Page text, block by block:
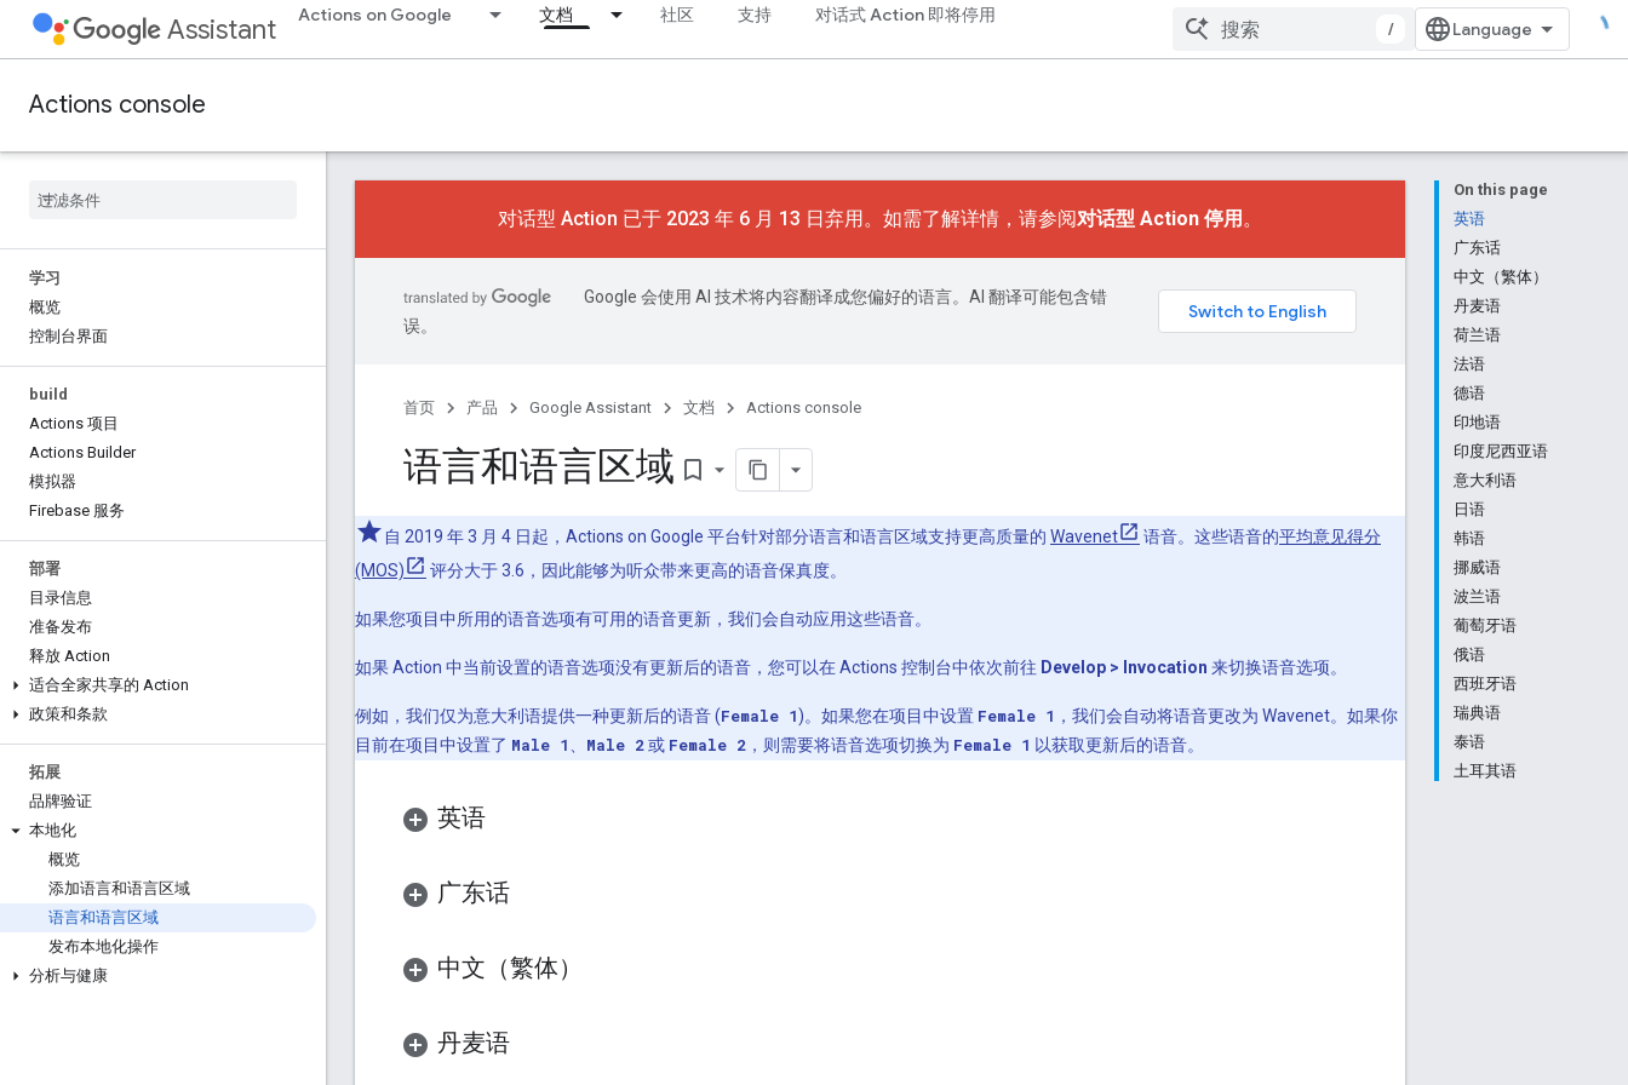
Assistant Actions on Google 文档 社区 支持 对话式 Action 即将停用
/
Actions console
学习
概览
控制台界面
build
Actions 项目
Actions Builder
模拟器
Firebase 服务
部署
目录信息
准备发布
释放 Action
适合全家共享的 Action
政策和条款
拓展
品牌验证
本地化
概览
添加语言和语言区域
语言和语言区域
发布本地化操作
分析与健康
On this page
英语
广东话
中文（繁体）
丹麦语
荷兰语
法语
德语
印地语
印度尼西亚语
意大利语
日语
韩语
挪威语
波兰语
葡萄牙语
俄语
西班牙语
瑞典语
泰语
土耳其语
对话型 Action 已于 2023 年 6 月 13 日弃用。如需了解详情，请参阅对话型 Action 停用 。
Google 会使用 AI 技术将内容翻译成您偏好的语言。AI 翻译可能包含错
误。
首页 产品 Google Assistant 文档 Actions console
语言和语言区域 bookmark_border
自 2019 年 3 月 4 日起，Actions on Google 平台针对部分语言和语言区域支持更高质量的 Wavenet 语音。这些语音的平均意见得分
(MOS)
评分大于 3.6，因此能够为听众带来更高的语音保真度。
如果您项目中所用的语音选项有可用的语音更新，我们会自动应用这些语音。
如果 Action 中当前设置的语音选项没有更新后的语音，您可以在 Actions 控制台中依次前往 Develop > Invocation 来切换语音选项。
例如，我们仅为意大利语提供一种更新后的语音 (Female 1)。如果您在项目中设置 Female 1 ，我们会自动将语音更改为 Wavenet。如果你
目前在项目中设置了 Male 1 Male 2或 Female 2 ，则需要将语音选项切换为 Female 1 以获取更新后的语音。
英语
广东话
中文（繁体）
丹麦语